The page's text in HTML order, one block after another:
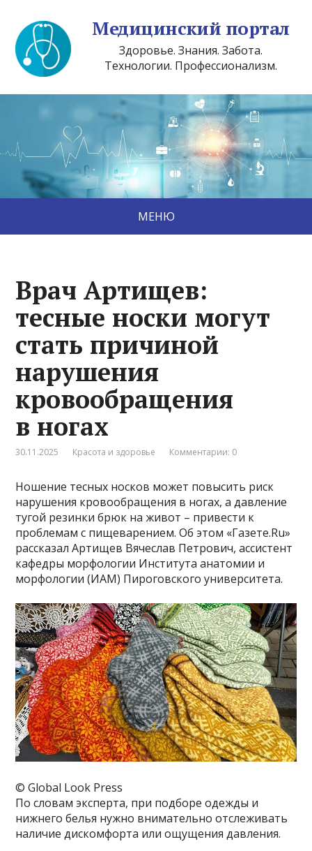
Медицинский портал
Здоровье. Знания. Забота.
Технологии. Профессионализм.
МЕНЮ
Врач Артищев:
тесные носки могут
стать причиной
нарушения
кровообращения
в ногах
30.11.2025 Красота и здоровье Комментарии: 0
Ношение тесных носков может повысить риск
нарушения кровообращения в ногах, а давление
тугой резинки брюк на живот – привести к
проблемам с пищеварением. Об этом «Газете.Ru»
рассказал Артищев Вячеслав Петрович, ассистент
кафедры морфологии Института анатомии и
морфологии (ИАМ) Пироговского университета.
© Global Look Press
По словам эксперта, при подборе одежды и
нижнего белья нужно внимательно отслеживать
наличие дискомфорта или ощущения давления.